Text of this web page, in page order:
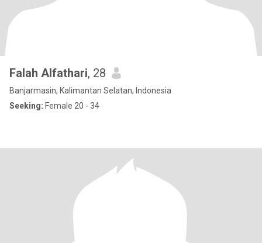
Falah Alfathari, 28
Banjarmasin, Kalimantan Selatan, Indonesia
Seeking: Female 20 - 34